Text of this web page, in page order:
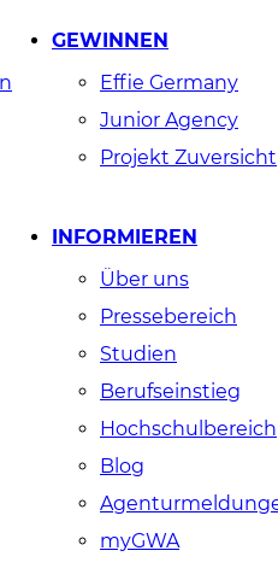
GEWINNEN
Effie Germany
Junior Agency
Projekt Zuversicht
INFORMIEREN
Über uns
Pressebereich
Studien
Berufseinstieg
Hochschulbereich
Blog
myGWA